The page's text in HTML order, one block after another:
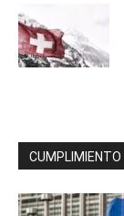
CUMPLIMIENTO